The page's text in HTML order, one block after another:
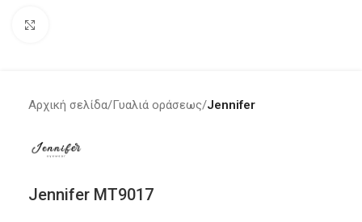
Αρχική σελίδα Γυαλιά οράσεως Jennifer
Jennifer MT9017